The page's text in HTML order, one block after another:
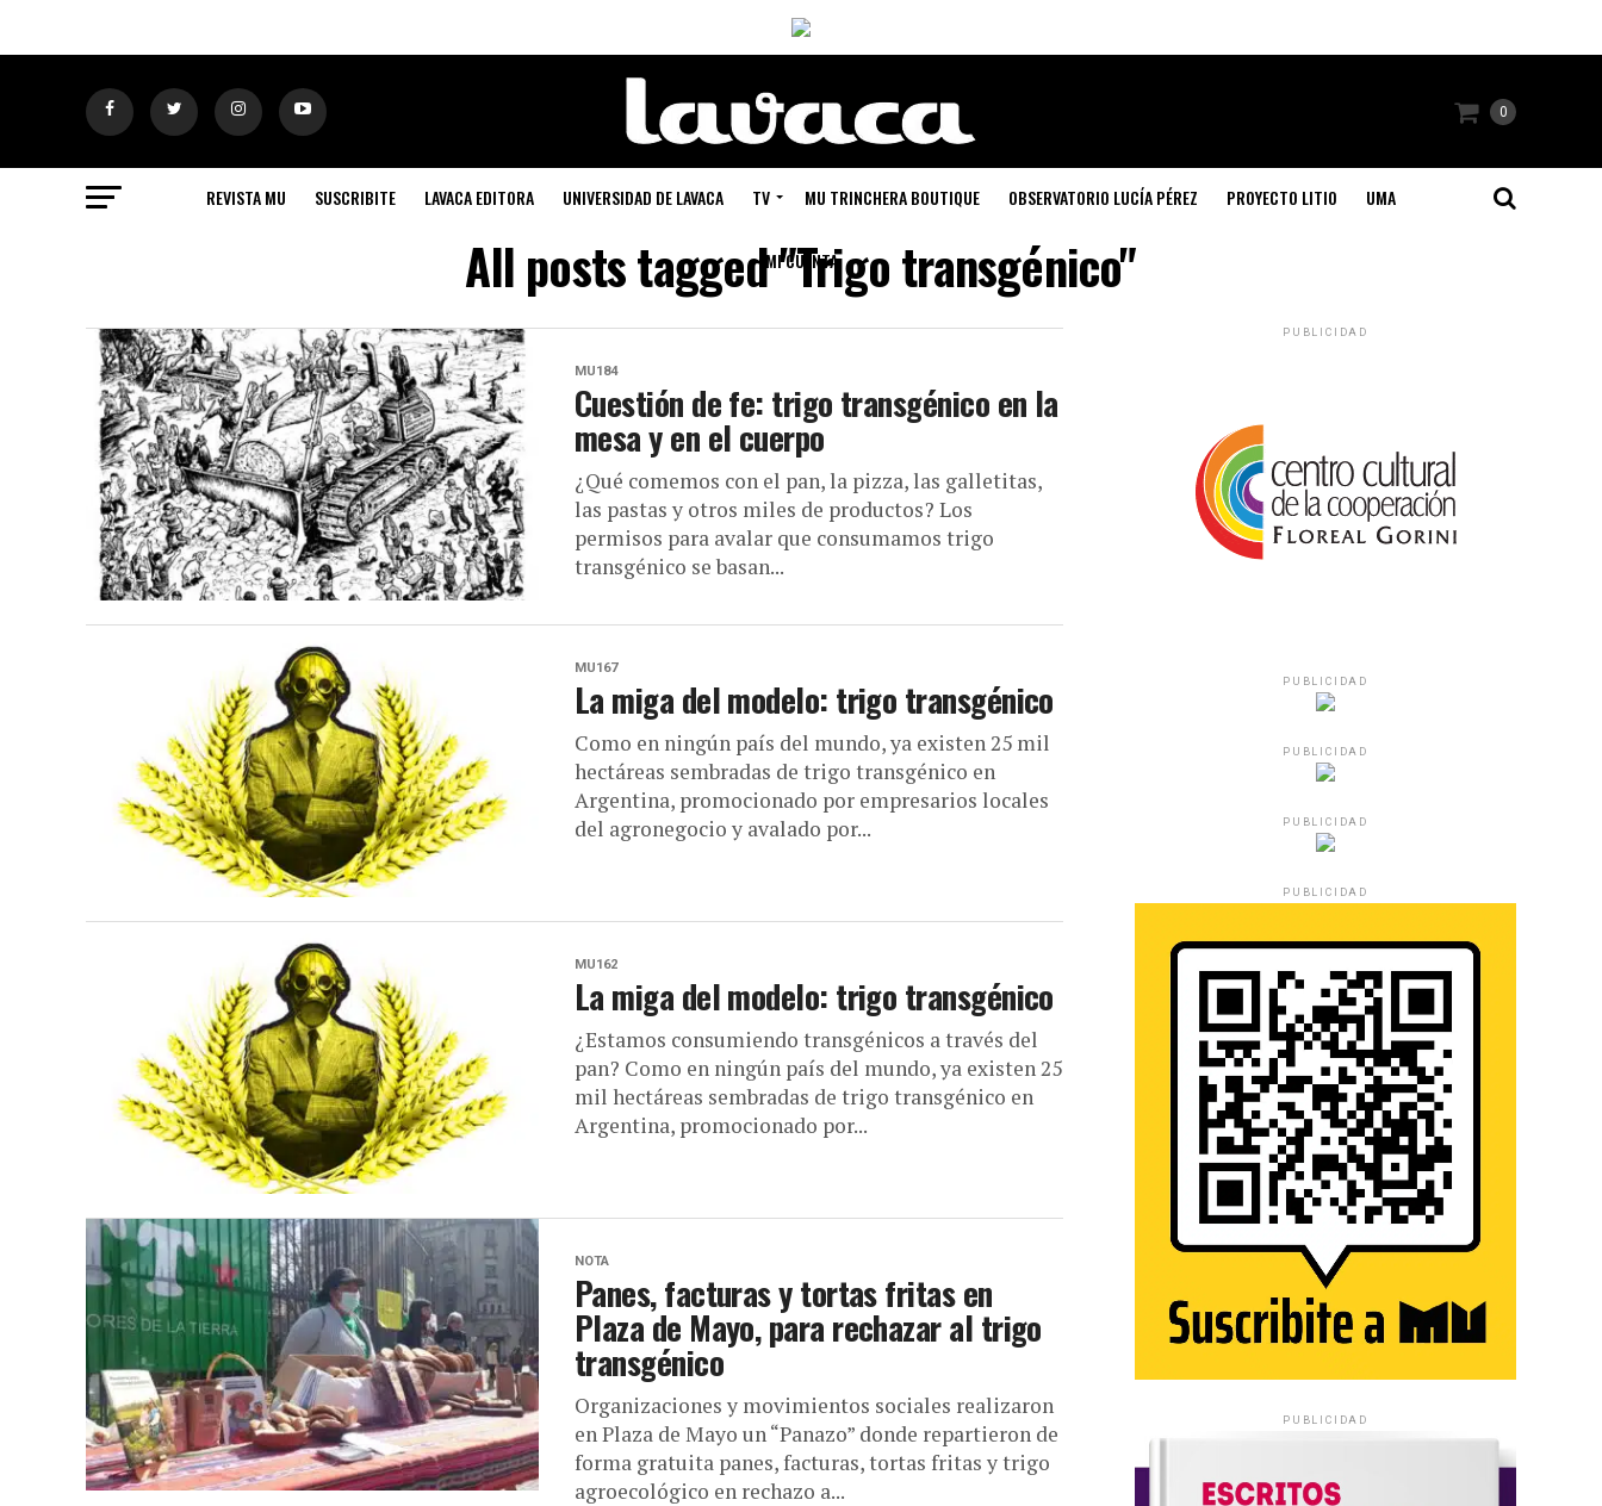
0
REVISTA MU SUSCRIBITE LAVACA EDITORA UNIVERSIDAD DE LAVACA TV MU TRINCHERA BOUTIQUE OBSERVATORIO LUCÍA PÉREZ PROYECTO LITIO UMA
MI CUENTA
All posts tagged "Trigo transgénico"
MU184
Cuestión de fe: trigo transgénico en la
mesa y en el cuerpo
¿Qué comemos con el pan, la pizza, las galletitas,
las pastas y otros miles de productos? Los
permisos para avalar que consumamos trigo
transgénico se basan...
MU167
La miga del modelo: trigo transgénico
Como en ningún país del mundo, ya existen 25 mil
hectáreas sembradas de trigo transgénico en
Argentina, promocionado por empresarios locales
del agronegocio y avalado por...
MU162
La miga del modelo: trigo transgénico
¿Estamos consumiendo transgénicos a través del
pan? Como en ningún país del mundo, ya existen 25
mil hectáreas sembradas de trigo transgénico en
Argentina, promocionado por...
NOTA
Panes, facturas y tortas fritas en
Plaza de Mayo, para rechazar al trigo
transgénico
Organizaciones y movimientos sociales realizaron
en Plaza de Mayo un “Panazo” donde repartieron de
forma gratuita panes, facturas, tortas fritas y trigo
agroecológico en rechazo a...
PUBLICIDAD
PUBLICIDAD
PUBLICIDAD
PUBLICIDAD
PUBLICIDAD
PUBLICIDAD